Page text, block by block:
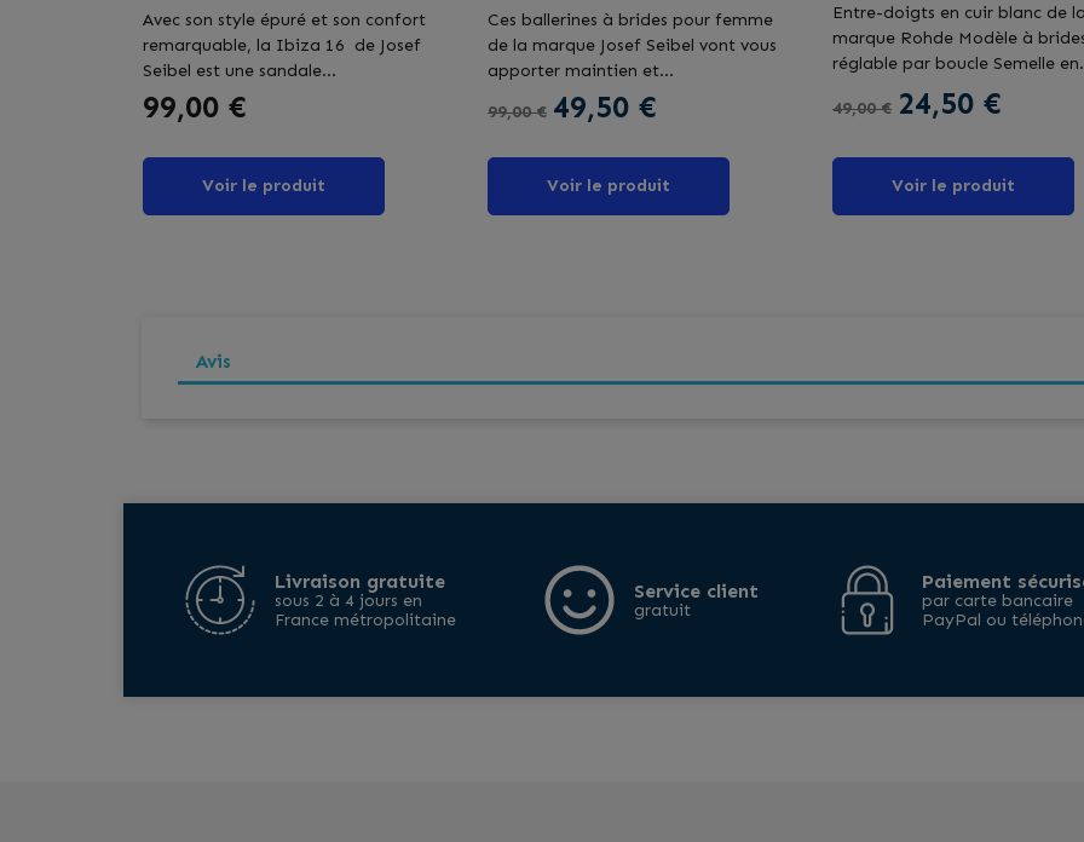
Avec son style épuré et son confort
remarquable, la Ibiza 16 de Josef
Seibel est une sandale...
Prix
99,00 €
Voir le produit
Ces ballerines à brides pour femme
de la marque Josef Seibel vont vous
apporter maintien et...
Prix de base
99,00 €
Prix
49,50 €
Voir le produit
Entre-doigts en cuir blanc de la
marque Rohde Modèle à
réglable par boucle Semelle
Prix de base
49,00 €
Prix
24,50 €
Voir le produit
Avis
Livraison gratuite
sous 2 à 4 jours en
France métropolitaine
Service client
gratuit
Paiement
par carte bancaire
PayPal ou